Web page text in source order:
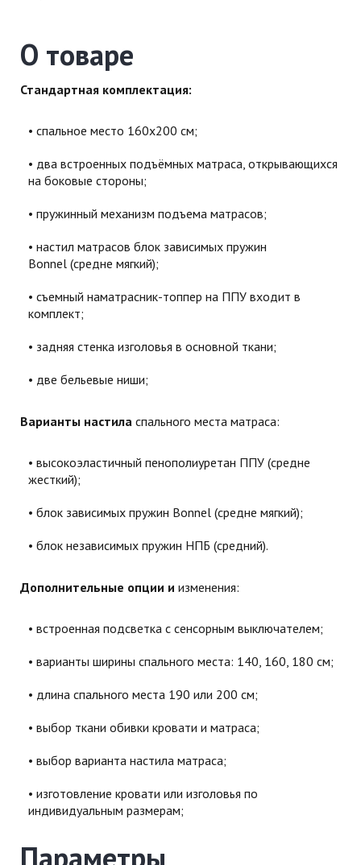
О товаре
Стандартная комплектация:
cпальное место 160х200 см;
два встроенных подъёмных матраса, открывающихся
на боковые стороны;
пружинный механизм подъема матрасов;
настил матрасов блок зависимых пружин
Bonnel (средне мягкий);
съемный наматрасник-топпер на ППУ входит в
комплект;
задняя стенка изголовья в основной ткани;
две бельевые ниши;
Варианты настила спального места матраса:
высокоэластичный пенополиуретан ППУ (средне
жесткий);
блок зависимых пружин Bonnel (средне мягкий);
блок независимых пружин НПБ (средний)​.
Дополнительные опции и изменения:
встроенная подсветка с сенсорным выключателем;
варианты ширины спального места: 140, 160, 180 см;
длина спального места 190 или 200 см;
выбор ткани обивки кровати и матраса;
выбор варианта настила матраса;
изготовление кровати или изголовья по
индивидуальным размерам;
Параметры